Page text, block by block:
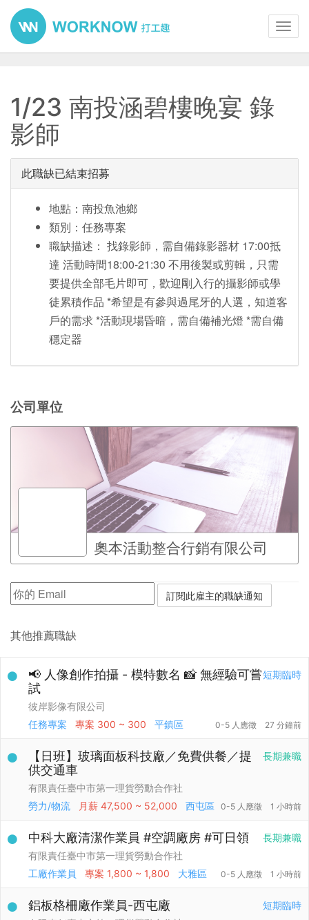
1/23 南投涵碧樓晚宴 錄
影師
此職缺已結束招募
地點：南投魚池鄉
類別：任務專案
職缺描述： 找錄影師，需自備錄影器材 17:00抵
達 活動時間18:00-21:30 不用後製或剪輯，只需
要提供全部毛片即可，歡迎剛入行的攝影師或學
徒累積作品 *希望是有參與過尾牙的人選，知道客
戶的需求 *活動現場昏暗，需自備補光燈 *需自備
穩定器
公司單位
奧本活動整合行銷有限公司
其他推薦職缺
短期臨時
📢 人像創作拍攝 - 模特數名 📸 無經驗可嘗
試
彼岸影像有限公司
任務專案
專案 300 ~ 300 平鎮區 0-5 人應徵 27 分鐘前
長期兼職
【日班】玻璃面板科技廠／免費供餐／提
供交通車
有限責任臺中市第一理貨勞動合作社
勞力/物流
月薪 47,500 ~ 52,000 西屯區 0-5 人應徵 1 小時前
長期兼職
中科大廠清潔作業員 #空調廠房 #可日領
有限責任臺中市第一理貨勞動合作社
工廠作業員
專案 1,800 ~ 1,800 大雅區 0-5 人應徵 1 小時前
短期臨時
鋁板格柵廠作業員-西屯廠